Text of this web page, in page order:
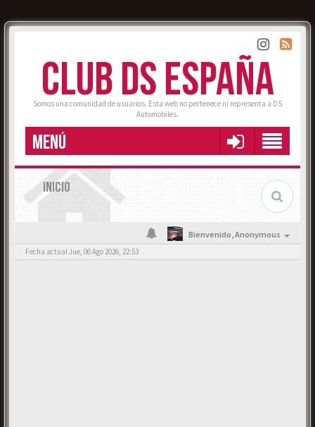
CLUB DS ESPAÑA
Somos una comunidad de usuarios. Esta web no pertenece ni representa a DS
Automobiles.
MENÚ
INICIO
Bienvenido,Anonymous
Fecha actual Jue, 06 Ago 2026, 22:53